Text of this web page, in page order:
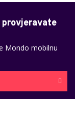
Mondo mobilnu